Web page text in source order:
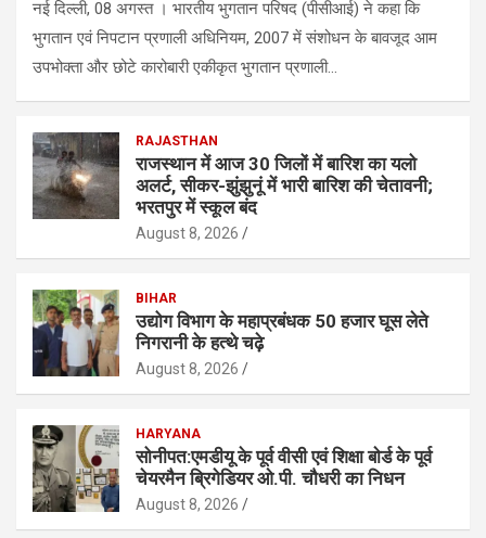
नई दिल्ली, 08 अगस्त । भारतीय भुगतान परिषद (पीसीआई) ने कहा कि
भुगतान एवं निपटान प्रणाली अधिनियम, 2007 में संशोधन के बावजूद आम
उपभोक्ता और छोटे कारोबारी एकीकृत भुगतान प्रणाली…
RAJASTHAN
राजस्थान में आज 30 जिलों में बारिश का यलो
अलर्ट, सीकर-झुंझुनूं में भारी बारिश की चेतावनी;
भरतपुर में स्कूल बंद
August 8, 2026
BIHAR
उद्योग विभाग के महाप्रबंधक 50 हजार घूस लेते
निगरानी के हत्थे चढ़े
August 8, 2026
HARYANA
सोनीपत:एमडीयू के पूर्व वीसी एवं शिक्षा बाेर्ड के पूर्व
चेयरमैन ब्रिगेडियर ओ.पी. चौधरी का निधन
August 8, 2026